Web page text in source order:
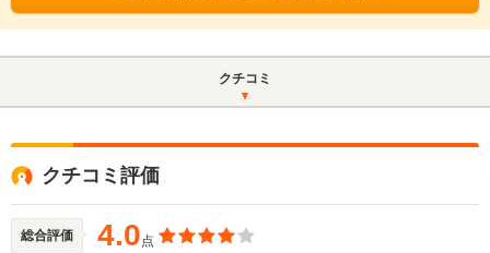
クチコミ
クチコミ評価
総合評価 4.0点